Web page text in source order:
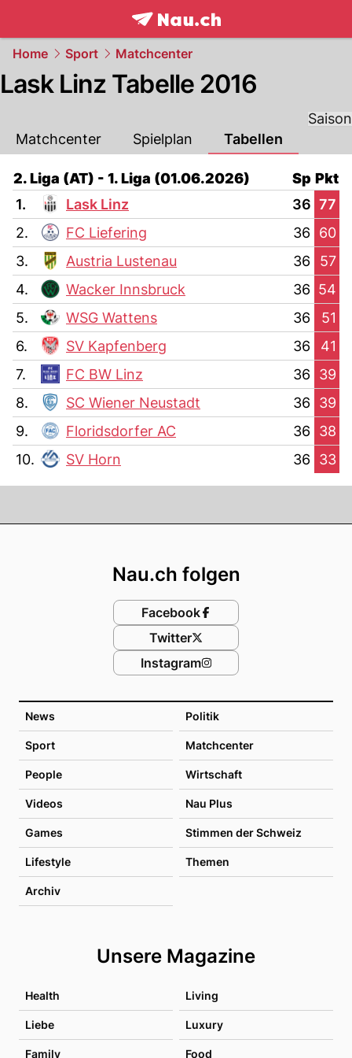
frontpage.NAU.ch
Home Sport Matchcenter
Lask Linz Tabelle 2016
Saison
Matchcenter
Spielplan Tabellen
2. Liga (AT) - 1. Liga (01.06.2026) Sp Pkt
1.
Lask Linz 36 77
2.
FC Liefering 36
60
3.
Austria Lustenau 36
57
4.
Wacker Innsbruck 36 54
5.
WSG Wattens 36
51
6.
SV Kapfenberg 36
41
7.
FC BW Linz 36
39
8.
SC Wiener Neustadt 36
39
9.
Floridsdorfer AC 36
38
10.
SV Horn 36 33
News Politik
Sport Matchcenter
People Wirtschaft
Videos Nau Plus
Games Stimmen der Schweiz
Lifestyle Themen
Archiv
Unsere Magazine
Health Living
Liebe Luxury
Family Food
Nau.ch folgen
Facebook
Twitter
Instagram